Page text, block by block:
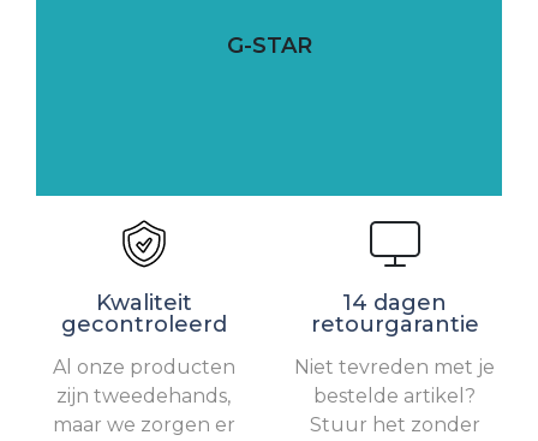
G-STAR
Kwaliteit
gecontroleerd
Al onze producten
zijn tweedehands,
maar we zorgen er
14 dagen
retourgarantie
Niet tevreden met je
bestelde artikel?
Stuur het zonder